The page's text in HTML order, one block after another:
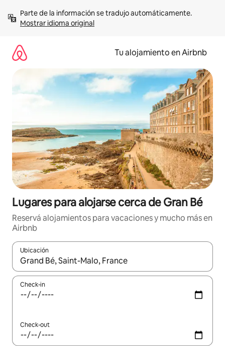
contenidoMostrar idioma original
Tu alojamiento en Airbnb
Lugares para alojarse cerca de Gran Bé
Reservá alojamientos para vacaciones y mucho más en
Airbnb
Ubicación
Cuando los resultados estén disponibles, navegá con las
Check-in
Check-out